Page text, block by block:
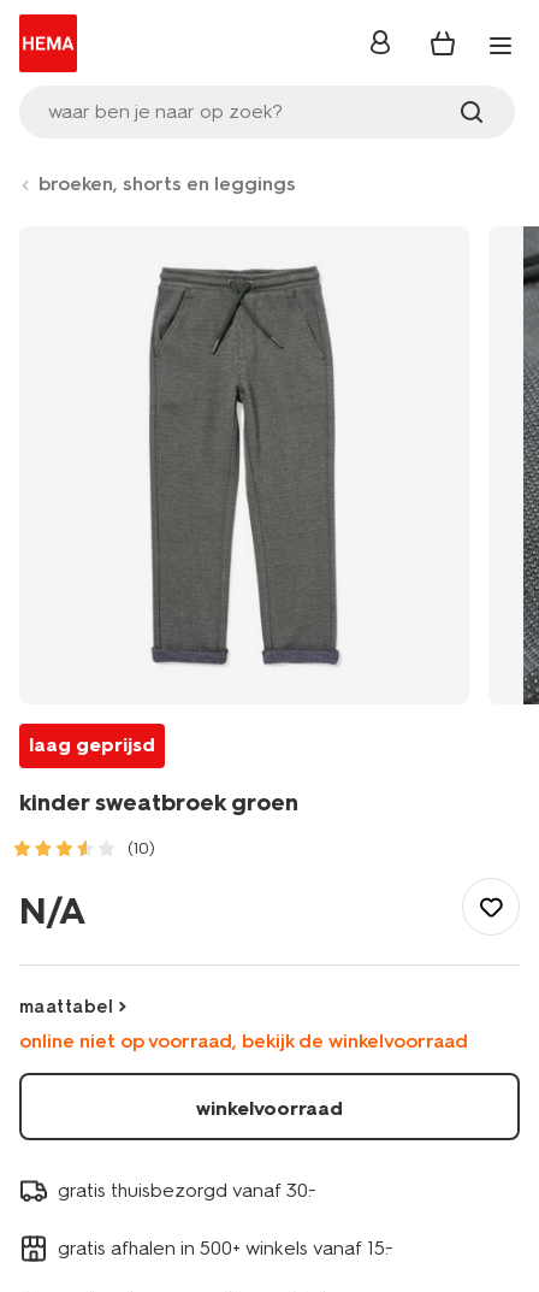
waar ben je naar op zoek?
inloggen
broeken, shorts en leggings
laag geprijsd
kinder sweatbroek groen
(10)
sweatbroek-
-
30706508GREEN.html
N/A
maattabel
online niet op voorraad, bekijk de winkelvoorraad
winkelvoorraad
gratis thuisbezorgd vanaf 30.-
gratis afhalen in 500+ winkels vanaf 15.-